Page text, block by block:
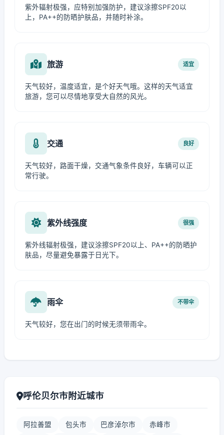
紫外辐射极强，应特别加强防护，建议涂擦SPF20以
上，PA++的防晒护肤品，并随时补涂。
旅游 适宜
天气较好，温度适宜，是个好天气哦。这样的天气适宜
旅游，您可以尽情地享受大自然的风光。
交通 良好
天气较好，路面干燥，交通气象条件良好，车辆可以正
常行驶。
紫外线强度 很强
紫外线辐射极强，建议涂擦SPF20以上、PA++的防晒护
肤品，尽量避免暴露于日光下。
雨伞 不带伞
天气较好，您在出门的时候无须带雨伞。
呼伦贝尔市附近城市
阿拉善盟 包头市 巴彦淖尔市 赤峰市